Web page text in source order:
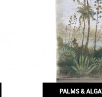
PALMS &